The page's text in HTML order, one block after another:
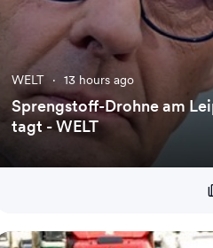
WELT · 13 hours ago
Sprengstoff-Drohne am
tagt - WELT